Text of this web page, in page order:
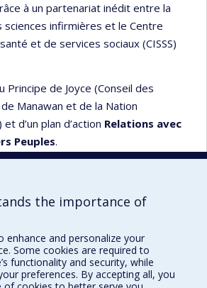
à un partenariat inédit entre la
sciences infirmières et le Centre
et de services sociaux (CISSS)
Principe de Joyce (Conseil des
Manawan et de la Nation
d’un plan d’action Relations avec
Peuples.
infirmières
Catherine
the importance of
enhance and personalize your
Some cookies are required to
functionality and security, while
preferences. By accepting all, you